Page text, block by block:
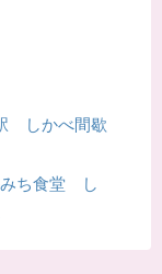
しかべ間歇
ち食堂 し